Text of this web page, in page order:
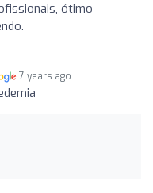
ótimo
7 years ago